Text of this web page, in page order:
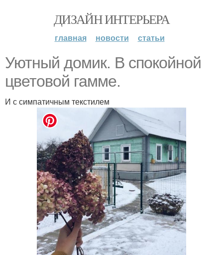
ДИЗАЙН ИНТЕРЬЕРА
главная новости статьи
Уютный домик. В спокойной
цветовой гамме.
И с симпатичным текстилем